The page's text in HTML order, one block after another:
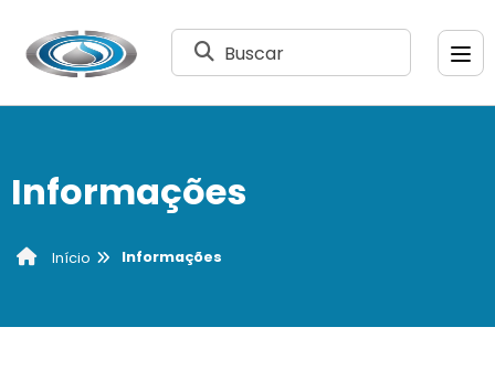
Buscar
Informações
Início Informações